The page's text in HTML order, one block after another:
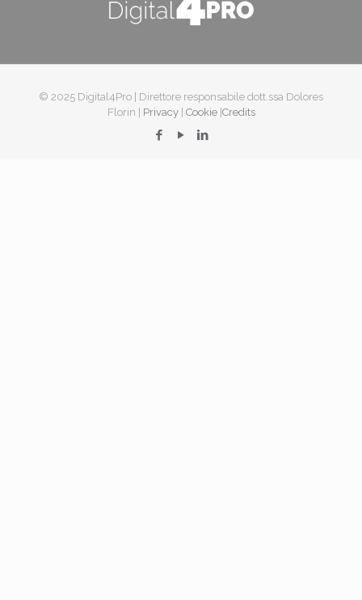
© 2025 Digital4Pro | Direttore responsabile dott.ssa Dolores
Florin | Privacy| Cookie|Credits